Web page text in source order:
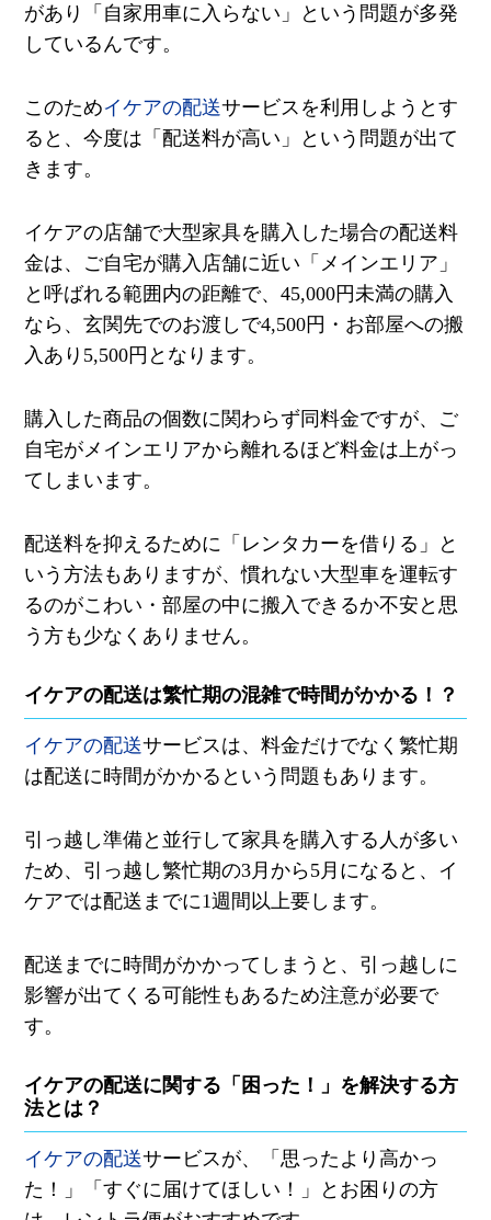
があり「自家用車に入らない」という問題が多発
しているんです。
このためイケアの配送サービスを利用しようとす
ると、今度は「配送料が高い」という問題が出て
きます。
イケアの店舗で大型家具を購入した場合の配送料
金は、ご自宅が購入店舗に近い「メインエリア」
と呼ばれる範囲内の距離で、 45,000円未満の購入
なら、玄関先でのお渡しで4,500円・お部屋への搬
入あり 5,500円となります。
購入した商品の個数に関わらず同料金ですが、ご
自宅がメインエリアから離れるほど料金は上がっ
てしまいます。
配送料を抑えるために「レンタカーを借りる」と
いう方法もありますが、慣れない大型車を運転す
るのがこわい・部屋の中に搬入できるか不安と思
う方も少なくありません。
イケアの配送は繁忙期の混雑で時間がかかる！？
イケアの配送サービスは、料金だけでなく繁忙期
は配送に時間がかかるという問題もあります。
引っ越し準備と並行して家具を購入する人が多い
ため、引っ越し繁忙期の3月から5月になると、イ
ケアでは配送までに1週間以上要します。
配送までに時間がかかってしまうと、引っ越しに
影響が出てくる可能性もあるため注意が必要で
す。
イケアの配送に関する「困った！」を解決する方
法とは？
イケアの配送サービスが、「思ったより高かっ
た！」「すぐに届けてほしい！」とお困りの方